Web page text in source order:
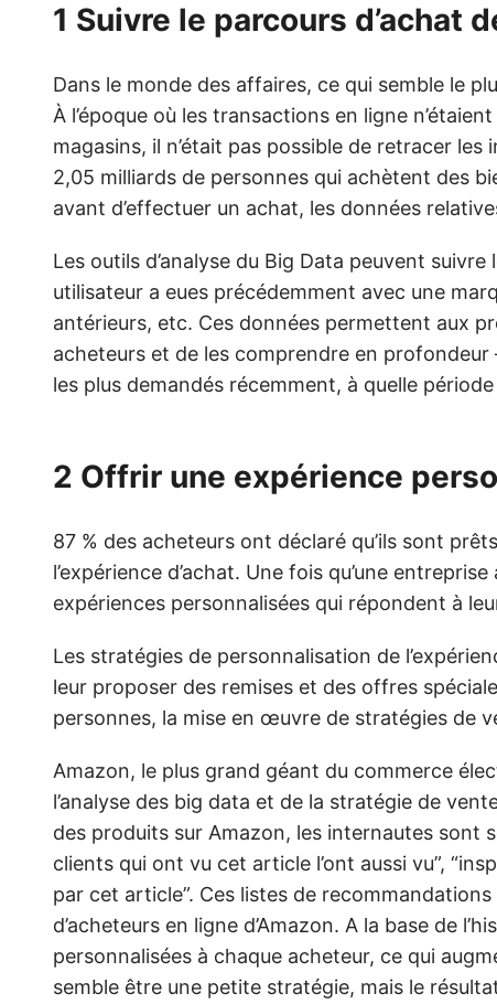
1 Suivre le parcours d’achat
Dans le monde des affaires, ce qui semble le
À l’époque où les transactions en ligne
magasins, il n’était pas possible de retracer
2,05 milliards de personnes qui achètent des
avant d’effectuer un achat, les données
Les outils d’analyse du Big Data peuvent
utilisateur a eues précédemment avec une
antérieurs, etc. Ces données permettent aux
acheteurs et de les comprendre en profondeur
les plus demandés récemment, à quelle
2 Offrir une expérience
87 % des acheteurs ont déclaré qu’ils sont
l’expérience d’achat. Une fois qu’une
expériences personnalisées qui répondent à
Les stratégies de personnalisation de
leur proposer des remises et des offres
personnes, la mise en œuvre de stratégies de
Amazon, le plus grand géant du commerce
l’analyse des big data et de la stratégie de
des produits sur Amazon, les internautes sont
clients qui ont vu cet article l’ont aussi vu”,
par cet article”. Ces listes de
d’acheteurs en ligne d’Amazon. A la base de
personnalisées à chaque acheteur, ce qui
semble être une petite stratégie, mais le